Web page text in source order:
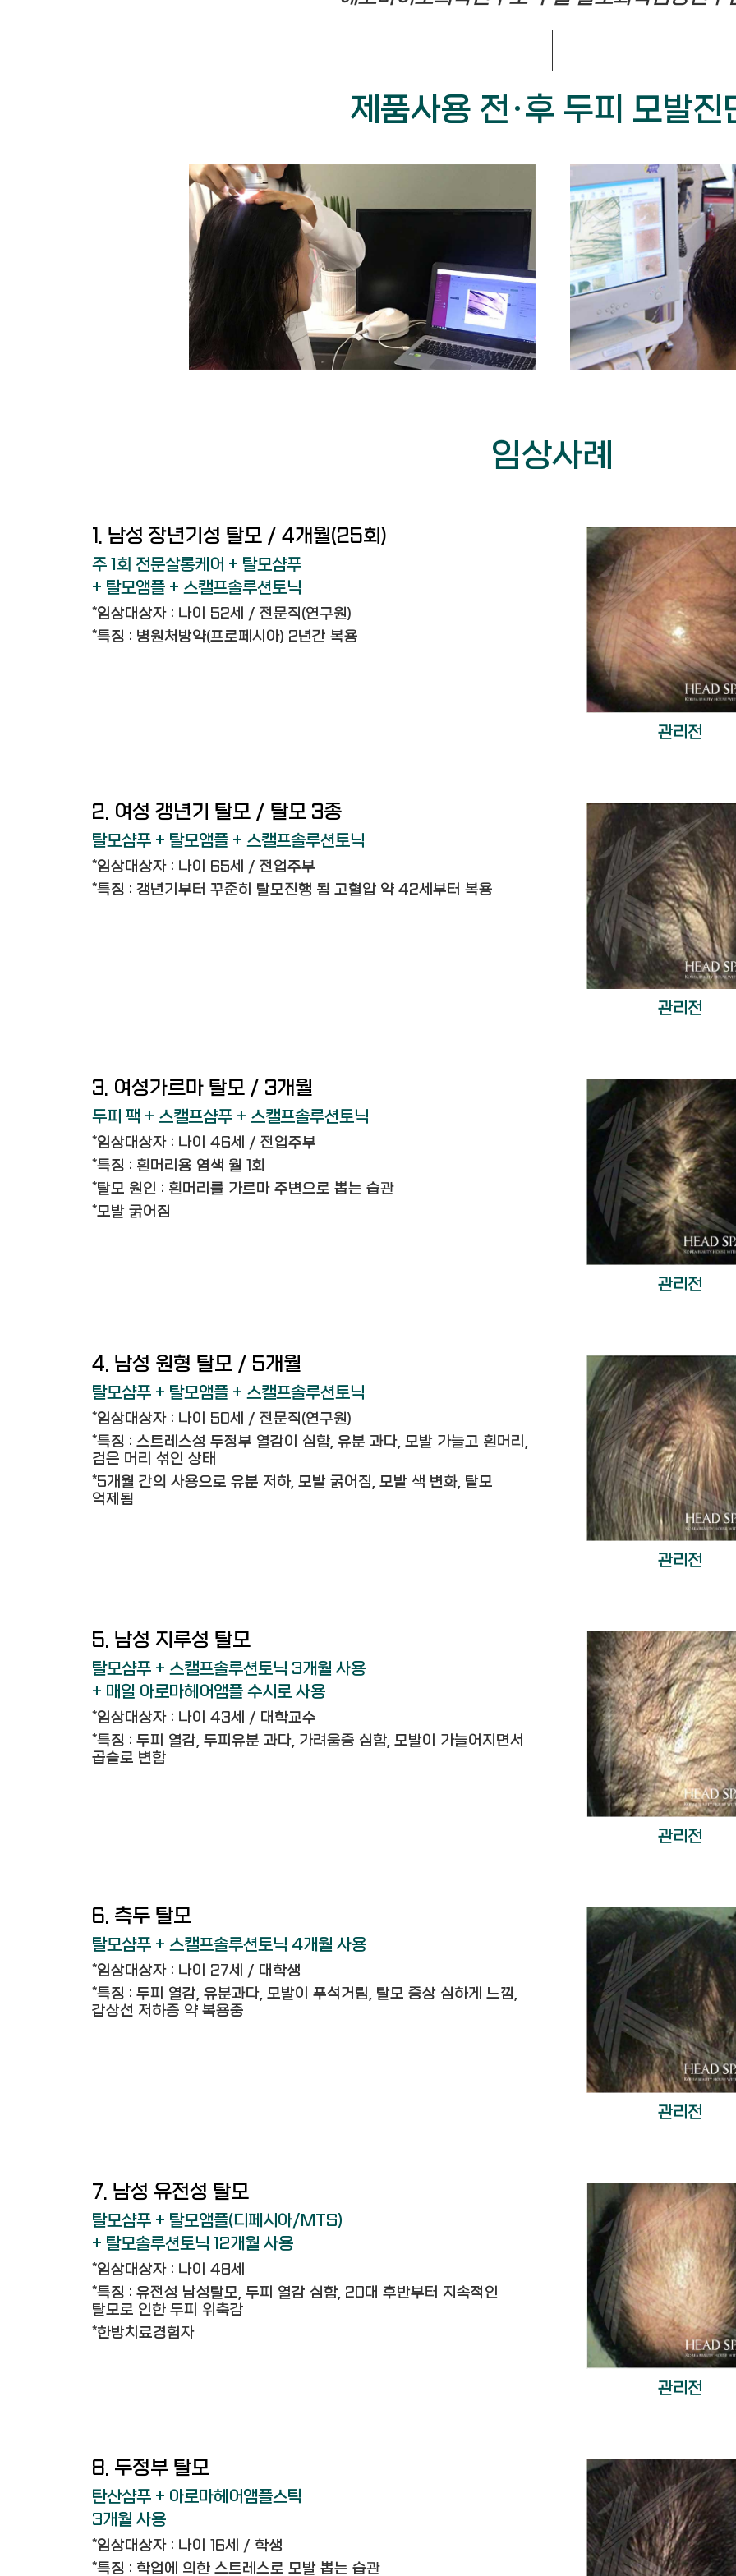
제품사용 전·후 두피 모발진
임상사례
관리전
1. 남성 장년기성 탈모 / 4개월(25회)
주 1회 전문살롱케어 + 탈모샴푸
+ 탈모앰플 + 스캘프솔루션토닉
*임상대상자 : 나이 52세 / 전문직(연구원)
*특징 : 병원처방약(프로페시아) 2년간 복용
관리전
2. 여성 갱년기 탈모 / 탈모 3종
탈모샴푸 + 탈모앰플 + 스캘프솔루션토닉
*임상대상자 : 나이 65세 / 전업주부
*특징 : 갱년기부터 꾸준히 탈모진행 됨 고혈압 약 42세부터 복용
관리전
3. 여성가르마 탈모 / 3개월
두피 팩 + 스캘프샴푸 + 스캘프솔루션토닉
*임상대상자 : 나이 46세 / 전업주부
*특징 : 흰머리용 염색 월 1회
*탈모 원인 : 흰머리를 가르마 주변으로 뽑는 습관
*모발 굵어짐
관리전
4. 남성 원형 탈모 / 5개월
탈모샴푸 + 탈모앰플 + 스캘프솔루션토닉
*임상대상자 : 나이 50세 / 전문직(연구원)
*특징 : 스트레스성 두정부 열감이 심함, 유분 과다, 모발 가늘고 흰머리,
검은 머리 섞인 상태
*5개월 간의 사용으로 유분 저하, 모발 굵어짐, 모발 색 변화, 탈모
억제됨
관리전
5. 남성 지루성 탈모
탈모샴푸 + 스캘프솔루션토닉 3개월 사용
+ 매일 아로마헤어앰플 수시로 사용
*임상대상자 : 나이 43세 / 대학교수
*특징 : 두피 열감, 두피유분 과다, 가려움증 심함, 모발이 가늘어지면서
곱슬로 변함
관리전
6. 측두 탈모
탈모샴푸 + 스캘프솔루션토닉 4개월 사용
*임상대상자 : 나이 27세 / 대학생
*특징 : 두피 열감, 유분과다, 모발이 푸석거림, 탈모 증상 심하게 느낌,
갑상선 저하증 약 복용중
관리전
7. 남성 유전성 탈모
탈모샴푸 + 탈모앰플(디페시아/MTS)
+ 탈모솔루션토닉 12개월 사용
*임상대상자 : 나이 48세
*특징 : 유전성 남성탈모, 두피 열감 심함, 20대 후반부터 지속적인
탈모로 인한 두피 위축감
*한방치료경험자
8. 두정부 탈모
탄산샴푸 + 아로마헤어앰플스틱
3개월 사용
*임상대상자 : 나이 16세 / 학생
*특징 : 학업에 의한 스트레스로 모발 뽑는 습관